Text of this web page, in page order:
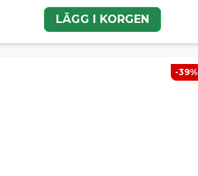
LÄGG I KORGEN
-39%